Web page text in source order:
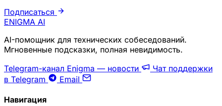
Подписаться
ENIGMA AI
AI-помощник для технических собеседований.
Мгновенные подсказки, полная невидимость.
Telegram-канал Enigma — новости
Чат поддержки
в Telegram
Email
Навигация